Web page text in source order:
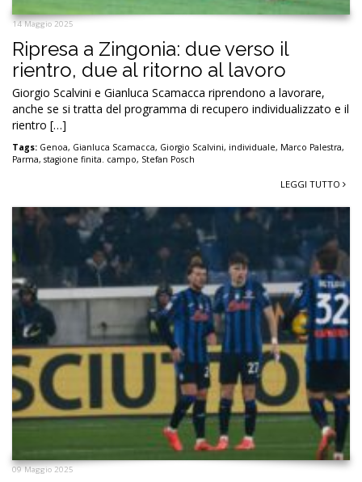
14 Maggio 2025
Ripresa a Zingonia: due verso il
rientro, due al ritorno al lavoro
Giorgio Scalvini e Gianluca Scamacca riprendono a lavorare,
anche se si tratta del programma di recupero individualizzato e il
rientro […]
Tags: Genoa, Gianluca Scamacca, Giorgio Scalvini, individuale, Marco Palestra,
Parma, stagione finita. campo, Stefan Posch
LEGGI TUTTO
09 Maggio 2025